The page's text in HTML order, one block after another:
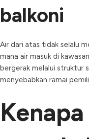
balkoni
Air dari atas tidak selalu
mana air masuk di
bergerak melalui struktur
menyebabkan ramai